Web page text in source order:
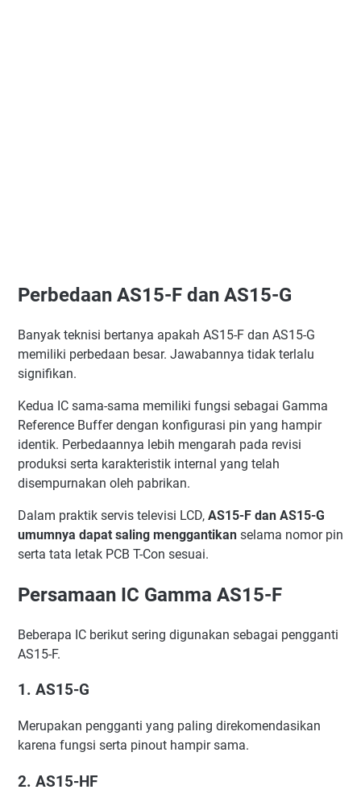
Perbedaan AS15-F dan AS15-G
Banyak teknisi bertanya apakah AS15-F dan AS15-G
memiliki perbedaan besar. Jawabannya tidak terlalu
signifikan.
Kedua IC sama-sama memiliki fungsi sebagai Gamma
Reference Buffer dengan konfigurasi pin yang hampir
identik. Perbedaannya lebih mengarah pada revisi
produksi serta karakteristik internal yang telah
disempurnakan oleh pabrikan.
Dalam praktik servis televisi LCD, AS15-F dan AS15-G
umumnya dapat saling menggantikan selama nomor pin
serta tata letak PCB T-Con sesuai.
Persamaan IC Gamma AS15-F
Beberapa IC berikut sering digunakan sebagai pengganti
AS15-F.
1. AS15-G
Merupakan pengganti yang paling direkomendasikan
karena fungsi serta pinout hampir sama.
2. AS15-HF